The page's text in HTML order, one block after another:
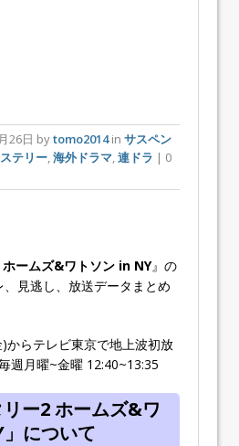
26日 bytomo2014in サスペン
テリー 海外ドラマ 連ドラ | 0
ームズ&ワトソン in NY』の
見逃し、放送データまとめ
からテレビ東京で地上波初放
週月曜~金曜 12:40~13:35
リー2 ホームズ&ワ
について